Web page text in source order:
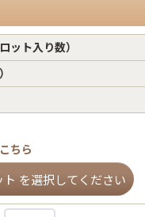
ット入り数）
ちら
ト を選択してください